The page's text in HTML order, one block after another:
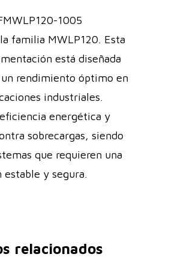
1005
familia MWLP120. Esta
está diseñada
rendimiento óptimo en
industriales.
energética y
sobrecargas, siendo
que requieren una
y segura.
relacionados